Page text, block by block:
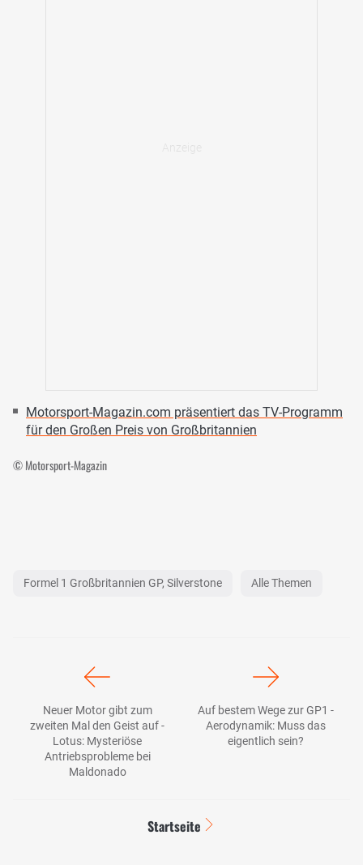
Motorsport-Magazin.com präsentiert das TV-Programm
für den Großen Preis von Großbritannien
© Motorsport-Magazin
Formel 1 Großbritannien GP, Silverstone Alle Themen
Neuer Motor gibt zum
zweiten Mal den Geist auf -
Lotus: Mysteriöse
Antriebsprobleme bei
Maldonado
Auf bestem Wege zur GP1 -
Aerodynamik: Muss das
eigentlich sein?
Startseite